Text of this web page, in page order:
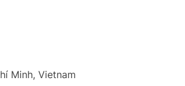
Minh, Vietnam